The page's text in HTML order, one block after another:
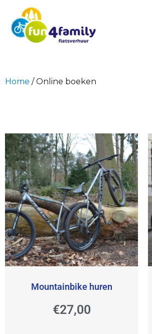
Home / Online boeken
Mountainbike huren
€27,00